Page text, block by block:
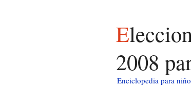
Elecciones presidenciales de Estados Unidos de
2008
Enciclopedia para